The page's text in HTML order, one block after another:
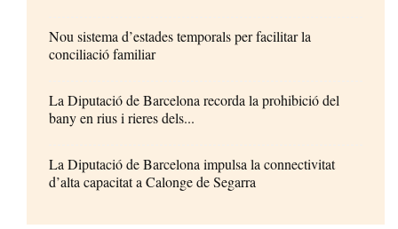
Nou sistema d’estades temporals per facilitar la
conciliació familiar
La Diputació de Barcelona recorda la prohibició del
bany en rius i rieres dels...
La Diputació de Barcelona impulsa la connectivitat
d’alta capacitat a Calonge de Segarra